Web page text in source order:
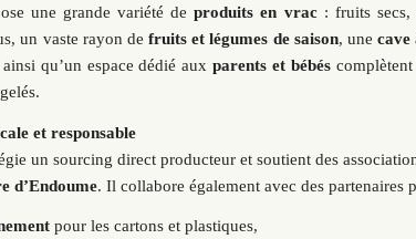
une grande variété deproduits en vrac: fruits secs,
un vaste rayon defruits et légumes de saison, une cave
qu’un espace dédié auxparents et bébés
et responsable
un sourcing direct producteur et soutient des
d’Endoume. Il collabore également avec des partenaires
pour les cartons et plastiques,